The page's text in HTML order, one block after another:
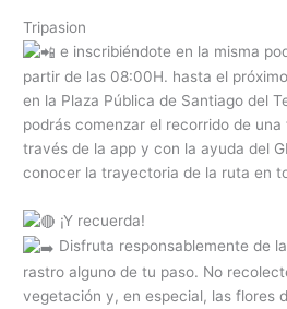
Tripasion
e inscribiéndote en la misma
partir de las 08:00H. hasta el
en la Plaza Pública de Santiago del
podrás comenzar el recorrido de
través de la app y con la ayuda del
conocer la trayectoria de la ruta en
¡Y recuerda!
Disfruta responsablemente de
rastro alguno de tu paso. No
vegetación y, en especial, las flores